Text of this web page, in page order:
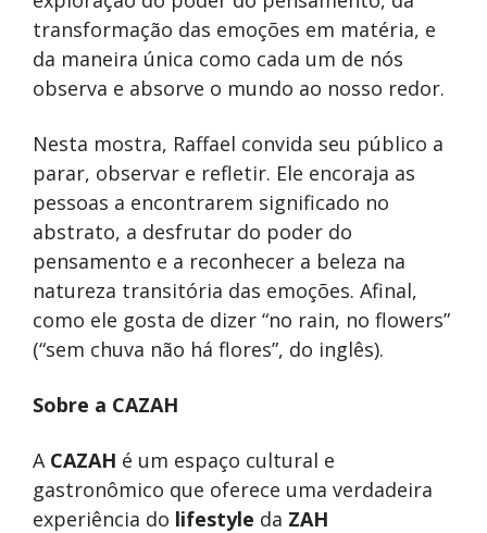
transformação das emoções em matéria, e
da maneira única como cada um de nós
observa e absorve o mundo ao nosso redor.
Nesta mostra, Raffael convida seu público a
parar, observar e refletir. Ele encoraja as
pessoas a encontrarem significado no
abstrato, a desfrutar do poder do
pensamento e a reconhecer a beleza na
natureza transitória das emoções. Afinal,
como ele gosta de dizer “no rain, no flowers”
(“sem chuva não há flores”, do inglês).
Sobre a CAZAH
A CAZAH é um espaço cultural e
gastronômico que oferece uma verdadeira
experiência do lifestyle da ZAH